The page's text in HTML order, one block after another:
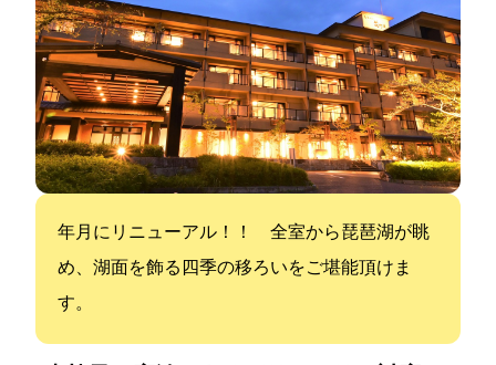
2019年12月にリニューアル！！ 全室から琵琶湖が眺
め、湖面を飾る四季の移ろいをご堪能頂けま
す。